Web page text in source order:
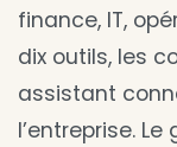
finance, IT,
dix outils, les
assistant
l’entreprise.